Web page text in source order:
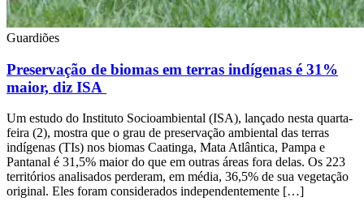
Guardiões
Preservação de biomas em terras indígenas é 31%
maior, diz ISA
Um estudo do Instituto Socioambiental (ISA), lançado nesta quarta-
feira (2), mostra que o grau de preservação ambiental das terras
indígenas (TIs) nos biomas Caatinga, Mata Atlântica, Pampa e
Pantanal é 31,5% maior do que em outras áreas fora delas. Os 223
territórios analisados perderam, em média, 36,5% de sua vegetação
original. Eles foram considerados independentemente […]